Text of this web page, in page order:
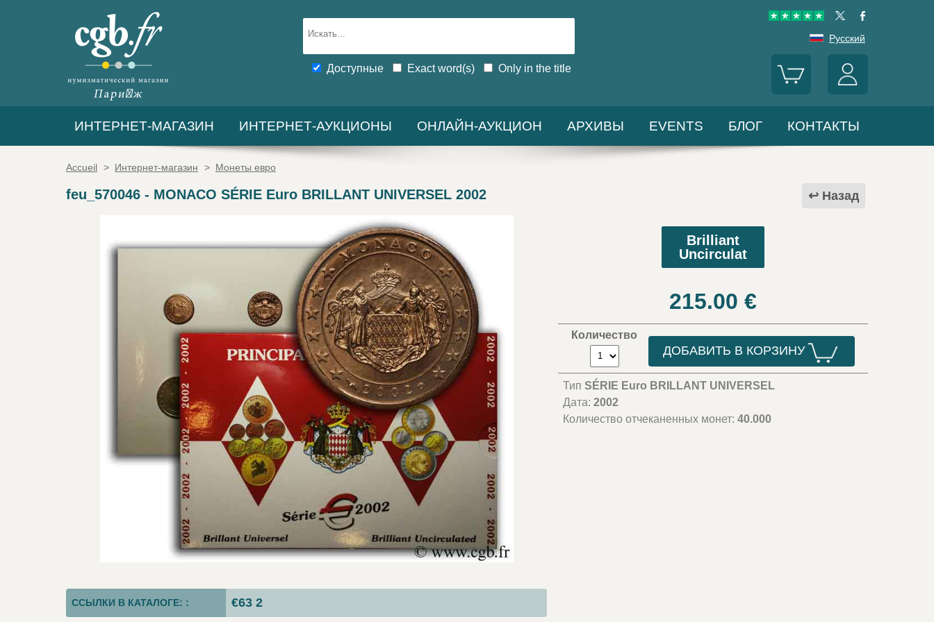
Доступные Exact word(s) Only in the title
Русский
ИНТЕРНЕТ-МАГАЗИН ИНТЕРНЕТ-АУКЦИОНЫ ОНЛАЙН-АУКЦИОН АРХИВЫ EVENTS БЛОГ КОНТАКТЫ
Accueil > Интернет-магазин > Монеты евро
Назад
feu_570046 - MONACO SÉRIE Euro BRILLANT UNIVERSEL 2002
Brilliant
Uncirculat
215.00 €
Количество
ДОБАВИТЬ В КОРЗИНУ
ТипSÉRIE Euro BRILLANT UNIVERSEL
Дата:2002
Количество отчеканенных монет:40.000
ССЫЛКИ В КАТАЛОГЕ: : €63 2